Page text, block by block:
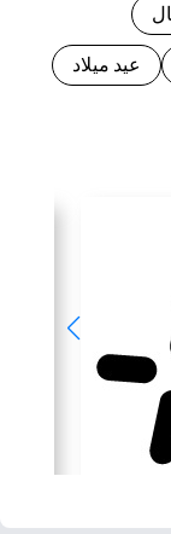
عيد ميلاد